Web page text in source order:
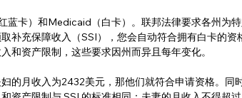
蓝卡）和Medicaid（白卡）。联邦法律要求各州为
补充保障收入（SSI），您会自动符合拥有白卡的资
和资产限制，这些要求因州而异且每年变化。
的月收入为2432美元，那他们就符合申请资格。同